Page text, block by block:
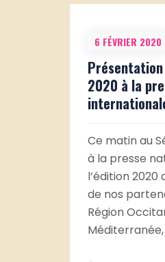
6 FÉVRIER 2020
Présentation
2020 à la
Ce matin au
à la presse
l’édition 2020
de nos
Région